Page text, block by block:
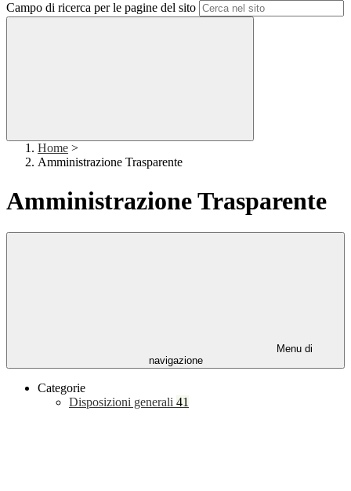
Campo di ricerca per le pagine del sito
Home >
Amministrazione Trasparente
Amministrazione Trasparente
Menu di
navigazione
Categorie
Disposizioni generali 41